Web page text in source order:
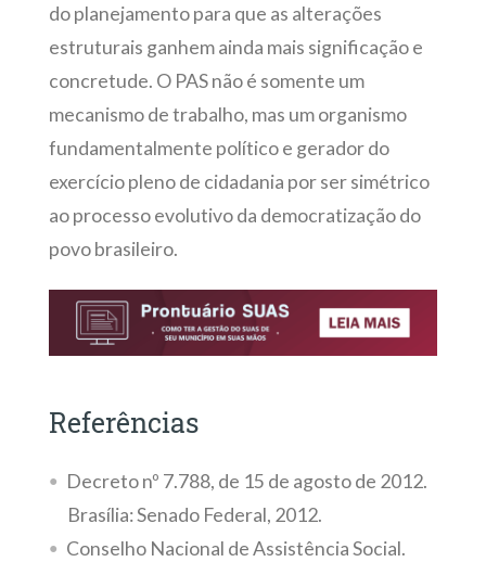
do planejamento para que as alterações
estruturais ganhem ainda mais significação e
concretude. O PAS não é somente um
mecanismo de trabalho, mas um organismo
fundamentalmente político e gerador do
exercício pleno de cidadania por ser simétrico
ao processo evolutivo da democratização do
povo brasileiro.
Referências
Decreto nº 7.788, de 15 de agosto de 2012.
Brasília: Senado Federal, 2012.
Conselho Nacional de Assistência Social.